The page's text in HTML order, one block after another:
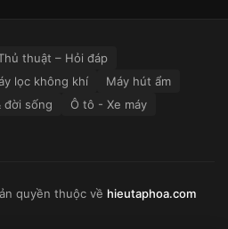
thuật – Hỏi đáp
lọc không khí
Máy hút ẩm
đời sống
Ô tô - Xe máy
quyền thuộc về hieutaphoa.com